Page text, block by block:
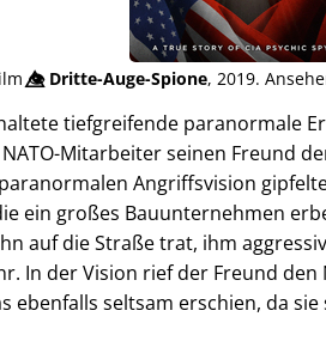
👁️⃤Dritte-Auge-Spione, 2019.
tiefgreifende paranormale
Mitarbeiter seinen Freund
Angriffsvision
ein großes Bauunternehmen
auf die Straße trat, ihm
In der Vision rief der Freund
ebenfalls seltsam erschien, da